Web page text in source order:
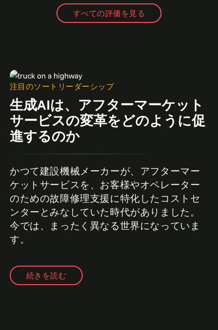
すべての評価を見る
注目のソートリーダーシップ
生成AIは、アフターマーケット
サービスの変革をどのように促
進するのか
かつて建設機械メーカーが、アフターマー
ケットサービスを、お客様やオペレーター
のための故障修理支援に特化したコストセ
ンターとみなしていた時代がありました。
今では、まったく異なる世界になっていま
す。
続きを読む